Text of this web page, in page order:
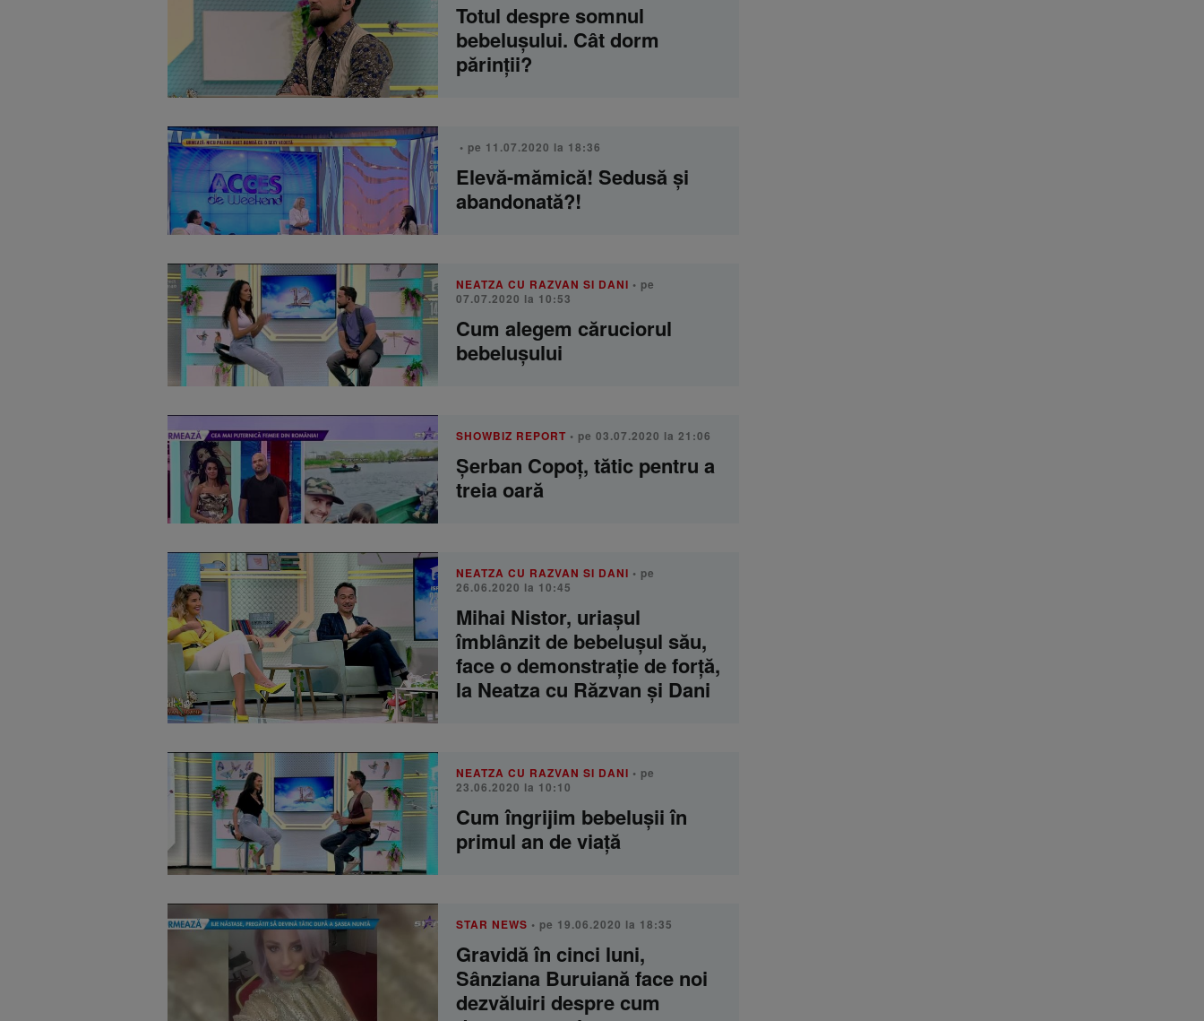
Totul despre somnul
bebelușului. Cât dorm
părinții?
• pe 11.07.2020 la 18:36
Elevă-mămică! Sedusă și
abandonată?!
NEATZA CU RAZVAN SI DANI • pe
07.07.2020 la 10:53
Cum alegem căruciorul
bebelușului
SHOWBIZ REPORT • pe 03.07.2020 la 21:06
Șerban Copoț, tătic pentru a
treia oară
NEATZA CU RAZVAN SI DANI • pe
26.06.2020 la 10:45
Mihai Nistor, uriașul
îmblânzit de bebelușul său,
face o demonstrație de forță,
la Neatza cu Răzvan și Dani
NEATZA CU RAZVAN SI DANI • pe
23.06.2020 la 10:10
Cum îngrijim bebelușii în
primul an de viață
STAR NEWS • pe 19.06.2020 la 18:35
Gravidă în cinci luni,
Sânziana Buruiană face noi
dezvăluiri despre cum